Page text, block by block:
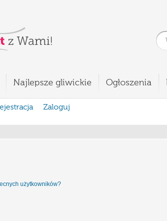
Najlepsze gliwickie Ogłoszenia
Zaloguj
użytkowników?